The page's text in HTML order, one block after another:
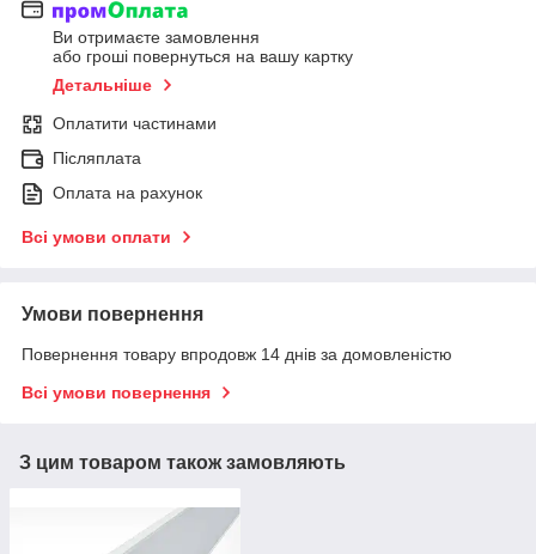
Ви отримаєте замовлення
або гроші повернуться на вашу картку
Детальніше
Оплатити частинами
Післяплата
Оплата на рахунок
Всі умови оплати
Умови повернення
Повернення товару впродовж 14 днів за домовленістю
Всі умови повернення
З цим товаром також замовляють